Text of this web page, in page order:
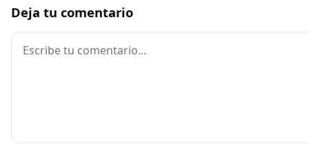
Deja tu comentario
Comentario